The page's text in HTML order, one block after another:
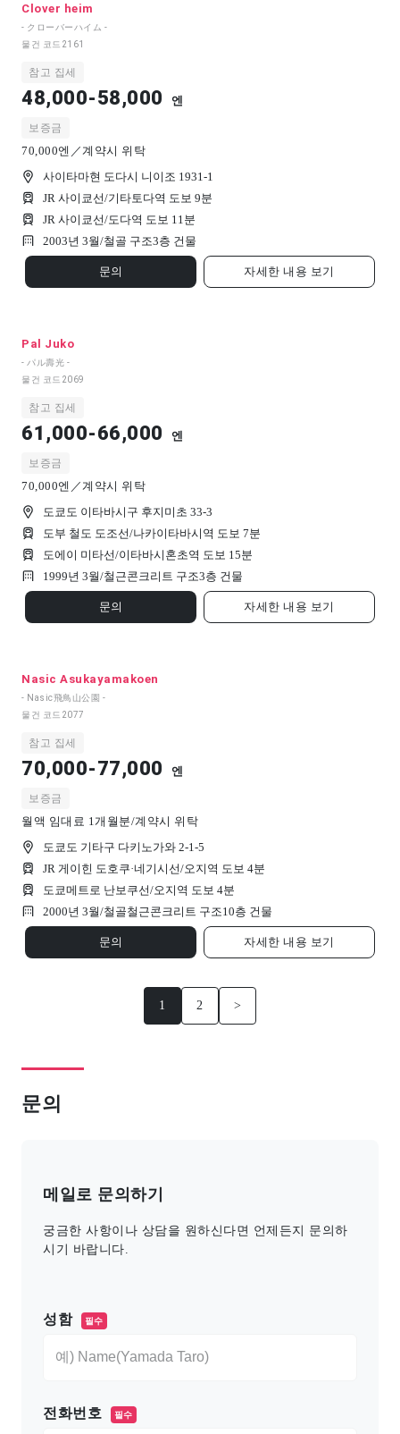
Clover heim
- クローバーハイム -
물건 코드 2161
참고 집세
48,000-58,000 엔
보증금
70,000엔／계약시 위탁
사이타마현 도다시 니이조 1931-1
JR 사이쿄선/기타토다역 도보 9분
JR 사이쿄선/도다역 도보 11분
2003년 3월/철골 구조3층 건물
문의 자세한 내용 보기
Pal Juko
- パル壽光 -
물건 코드 2069
참고 집세
61,000-66,000 엔
보증금
70,000엔／계약시 위탁
도쿄도 이타바시구 후지미초 33-3
도부 철도 도조선/나카이타바시역 도보 7분
도에이 미타선/이타바시혼초역 도보 15분
1999년 3월/철근콘크리트 구조3층 건물
문의 자세한 내용 보기
Nasic Asukayamakoen
- Nasic飛鳥山公園 -
물건 코드 2077
참고 집세
70,000-77,000 엔
보증금
월액 임대료 1개월분/계약시 위탁
도쿄도 기타구 다키노가와 2-1-5
JR 게이힌 도호쿠·네기시선/오지역 도보 4분
도쿄메트로 난보쿠선/오지역 도보 4분
2000년 3월/철골철근콘크리트 구조10층 건물
문의 자세한 내용 보기
1 2 >
문의
메일로 문의하기
궁금한 사항이나 상담을 원하신다면 언제든지 문의하
시기 바랍니다.
성함 필수
전화번호 필수